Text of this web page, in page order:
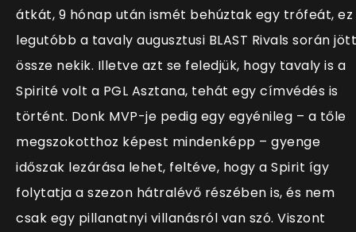
átkát, 9 hónap után ismét behúztak egy trófeát, ez
legutóbb a tavaly augusztusi BLAST Rivals során jött
össze nekik. Illetve azt se feledjük, hogy tavaly is a
Spirité volt a PGL Asztana, tehát egy címvédés is
történt. Donk MVP-je pedig egy egyénileg – a tőle
megszokotthoz képest mindenképp – gyenge
időszak lezárása lehet, feltéve, hogy a Spirit így
folytatja a szezon hátralévő részében is, és nem
csak egy pillanatnyi villanásról van szó. Viszont